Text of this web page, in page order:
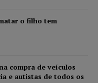
o filho tem
compra de veículos
e autistas de todos os